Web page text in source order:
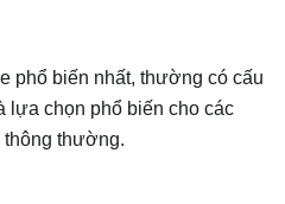
phổ biến nhất, thường có cấu
lựa chọn phổ biến cho các
thường.